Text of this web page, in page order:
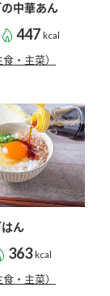
検索
中華あん
447 kcal
・主菜）
ん
363 kcal
・主菜）